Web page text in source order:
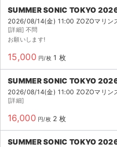
SUMMER SONIC TOKYO 2026
2026/08/14(金) 11:00 ZOZOマリン
[詳細] 不問
お願いします!
15,000 円/枚 1 枚
SUMMER SONIC TOKYO 2026
2026/08/14(金) 11:00 ZOZOマリン
[詳細]
16,000 円/枚 2 枚
SUMMER SONIC TOKYO 2026